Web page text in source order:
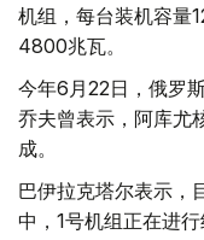
机组，每台装机容量
4800兆瓦。
今年6月22日，俄罗
乔夫曾表示，阿库尤
成。
巴伊拉克塔尔表示，
中，1号机组正在进行